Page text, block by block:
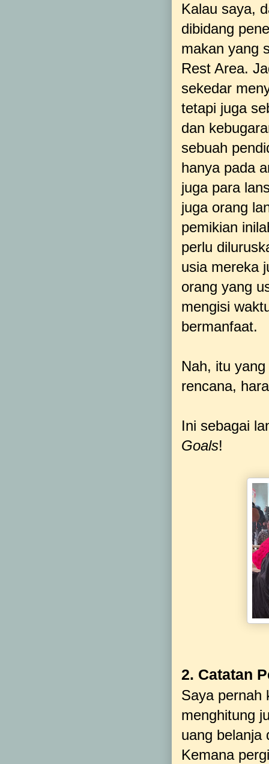
Kalau saya,
dibidang
makan yang
Rest Area.
sekedar
tetapi juga
dan
sebuah
hanya pada
juga para
juga orang
pemikian
perlu
usia mereka
orang yang
mengisi
bermanfaat.
Nah, itu
rencana,
Ini sebagai
Goals!
2. Catatan
Saya pernah
menghitung
uang belanja
Kemana